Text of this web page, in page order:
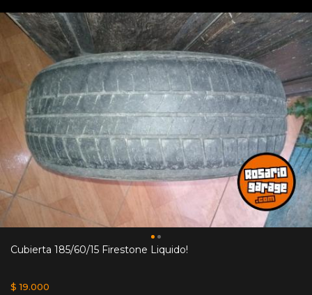
Cubierta 185/60/15 Firestone Liquido!
$ 19.000